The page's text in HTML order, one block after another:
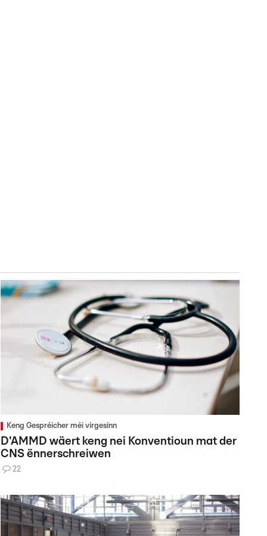
Keng Gespréicher méi virgesinn
D'AMMD wäert keng nei Konventioun mat der
CNS ënnerschreiwen
22